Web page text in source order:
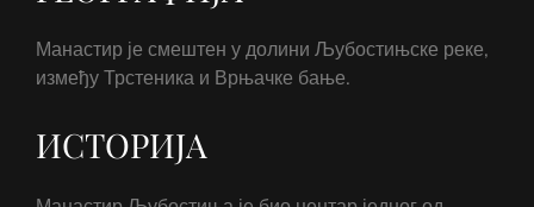
Манастир је смештен у долини Љубостињске реке,
између Трстеника и Врњачке бање.
ИСТОРИЈА